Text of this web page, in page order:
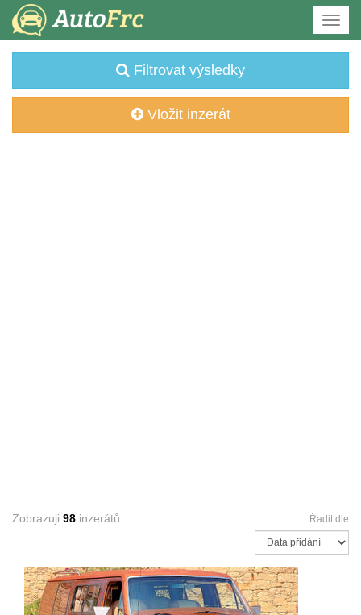
Filtrovat výsledky
Vložit inzerát
Řadit dle
Zobrazuji 98 inzerátů